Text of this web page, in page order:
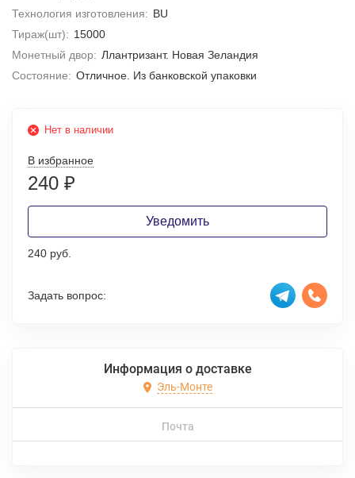
Технология изготовления: BU
Тираж(шт): 15000
Монетный двор: Ллантризант. Новая Зеландия
Состояние: Отличное. Из банковской упаковки
Нет в наличии
В избранное
240 ₽
Уведомить
240 руб.
Задать вопрос:
Информация о доставке
Эль-Монте
Почта